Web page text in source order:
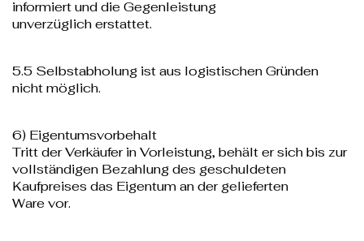
informiert und die Gegenleistung
unverzüglich erstattet.
5.5 Selbstabholung ist aus logistischen Gründen
nicht möglich.
6) Eigentumsvorbehalt
Tritt der Verkäufer in Vorleistung, behält er sich bis zur
vollständigen Bezahlung des geschuldeten
Kaufpreises das Eigentum an der gelieferten
Ware vor.